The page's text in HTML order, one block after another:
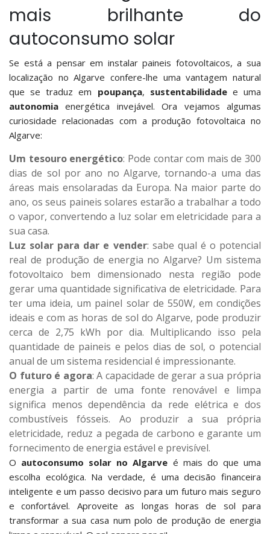
mais brilhante do
autoconsumo solar
Se está a pensar em instalar paineis fotovoltaicos, a sua
localização no Algarve confere-lhe uma vantagem natural
que se traduz em poupança, sustentabilidadee uma
autonomia energética invejável. Ora vejamos algumas
curiosidade relacionadas com a produção fotovoltaica no
Algarve:
Um tesouro energético: Pode contar com mais de 300
dias de sol por ano no Algarve, tornando-a uma das
áreas mais ensolaradas da Europa. Na maior parte do
ano, os seus paineis solares estarão a trabalhar a todo
o vapor, convertendo a luz solar em eletricidade para a
sua casa.
Luz solar para dar e vender: sabe qual é o potencial
real de produção de energia no Algarve? Um sistema
fotovoltaico bem dimensionado nesta região pode
gerar uma quantidade significativa de eletricidade. Para
ter uma ideia, um painel solar de 550W, em condições
ideais e com as horas de sol do Algarve, pode produzir
cerca de 2,75 kWh por dia. Multiplicando isso pela
quantidade de paineis e pelos dias de sol, o potencial
anual de um sistema residencial é impressionante.
O futuro é agora: A capacidade de gerar a sua própria
energia a partir de uma fonte renovável e limpa
significa menos dependência da rede elétrica e dos
combustíveis fósseis. Ao produzir a sua própria
eletricidade, reduz a pegada de carbono e garante um
fornecimento de energia estável e previsível.
O autoconsumo solar no Algarve é mais do que uma
escolha ecológica. Na verdade, é uma decisão financeira
inteligente e um passo decisivo para um futuro mais seguro
e confortável. Aproveite as longas horas de sol para
transformar a sua casa num polo de produção de energia